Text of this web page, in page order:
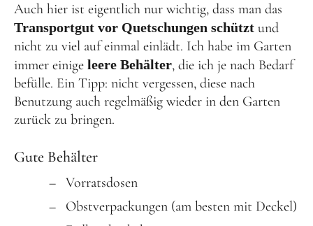
Auch hier ist eigentlich nur wichtig, dass man das
Transportgut vor Quetschungen schützt und
nicht zu viel auf einmal einlädt. Ich habe im Garten
immer einige leere Behälter, die ich je nach Bedarf
befülle. Ein Tipp: nicht vergessen, diese nach
Benutzung auch regelmäßig wieder in den Garten
zurück zu bringen.
Gute Behälter
Vorratsdosen
Obstverpackungen (am besten mit Deckel)